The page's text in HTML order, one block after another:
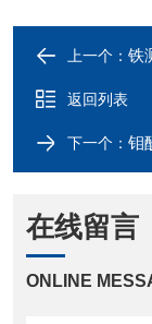
上一个： 铁
返回列表
下一个： 钼
在线留言
ONLINE